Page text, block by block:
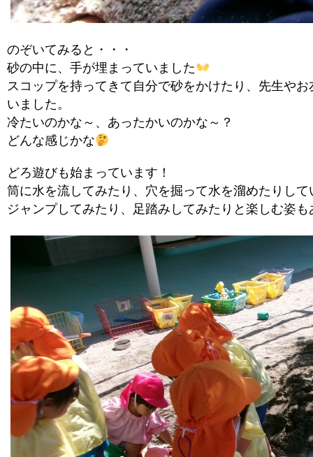
のぞいてみると・・・
砂の中に、手が埋まっていました
スコップを持ってきて自分で砂をかけたり、先生や
いました。
冷たいのかな～、あったかいのかな～？
どんな感じかな
どろ遊びも始まっています！
筒に水を流してみたり、穴を掘って水を溜めたりして
ジャンプしてみたり、足踏みしてみたりと楽しむ姿も